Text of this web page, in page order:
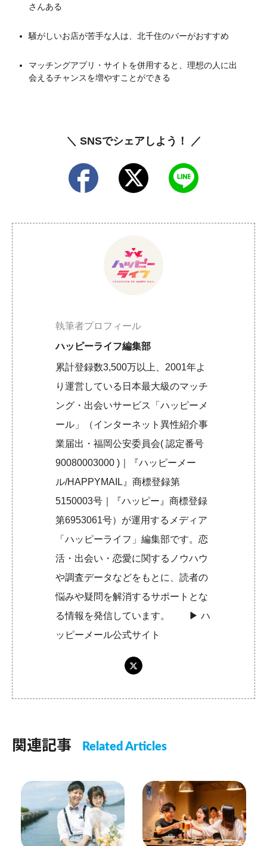
さんある
騒がしいお店が苦手な人は、北千住のバーがおすすめ
マッチングアプリ・サイトを併用すると、理想の人に出
会えるチャンスを増やすことができる
＼ SNSでシェアしよう！ ／
執筆者プロフィール
ハッピーライフ編集部
累計登録数3,500万以上、2001年よ
り運営している日本最大級のマッチ
ング・出会いサービス「ハッピーメ
ール」（インターネット異性紹介事
業届出・福岡公安委員会( 認定番号
90080003000 )｜『ハッピーメー
ル/HAPPYMAIL』商標登録第
5150003号｜『ハッピー』商標登録
第6953061号）が運用するメディア
「ハッピーライフ」編集部です。恋
活・出会い・恋愛に関するノウハウ
や調査データなどをもとに、読者の
悩みや疑問を解消するサポートとな
る情報を発信しています。 ▶︎ハ
ッピーメール公式サイト
関連記事 Related Articles